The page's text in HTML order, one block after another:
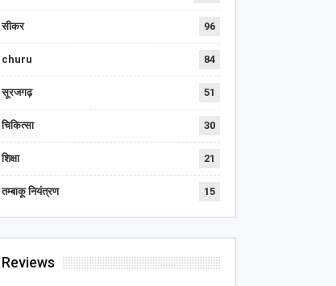
सीकर 96
churu 84
सूरजगढ़ 51
चिकित्सा 30
शिक्षा 21
तम्बाकू नियंत्रण 15
Reviews